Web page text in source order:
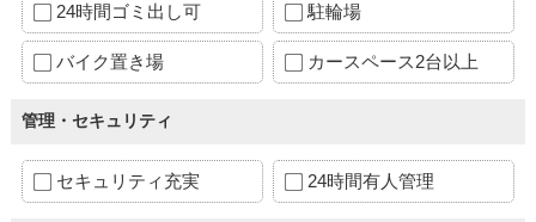
24時間ゴミ出し可 駐輪場
バイク置き場 カースペース2台以上
管理・セキュリティ
セキュリティ充実 24時間有人管理